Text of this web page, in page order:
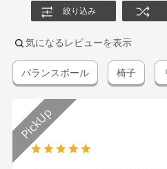
絞り込み
気になるレビューを表示
バランスボール 椅子